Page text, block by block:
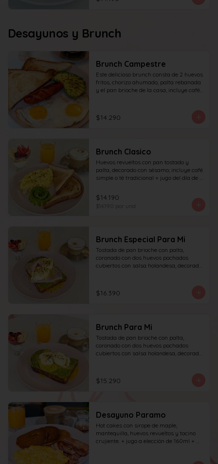
Desayunos y Brunch
Brunch Campestre
Este delicioso brunch consta de 2 huevos
fritos, chorizo ahumado, palta rebanada
y el pan brioche de la casa, incluye café
$1.000 adicionales) + yogur griego con
granola y frutas de estación.
$14.290
Brunch Clasico
Huevos revueltos con pan tostado y
palta, decorado con sésamo; incluye café
simple o té tradicional + jugo del día de
$1.000 adicionales), + yogur griego con
granola y frutas de estación.
$14.190
$14.190 por und
Brunch Especial Para Mi
Tostada de pan brioche con palta,
coronado con dos huevos pochados
cubiertos con salsa holandesa, decorado
tocino) incluye café simple o té
tradicional (el café puede ser doble por
$16.390
Brunch Para Mi
Tostada de pan brioche con palta,
coronado con dos huevos pochados
cubiertos con salsa holandesa, decorado
$1.000 adicionales) + jugo del día de
160ml + yogur griego con granola y
$15.290
Desayuno Paramo
Hot cakes con sirope de maple,
mantequilla, huevos revueltos y tocino
crujiente. + jugo a elección de 160ml +